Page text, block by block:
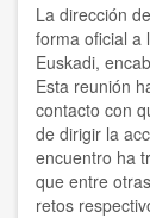
La dirección
forma oficial a
Euskadi,
Esta reunión
contacto con
de dirigir la
encuentro ha
que entre
retos